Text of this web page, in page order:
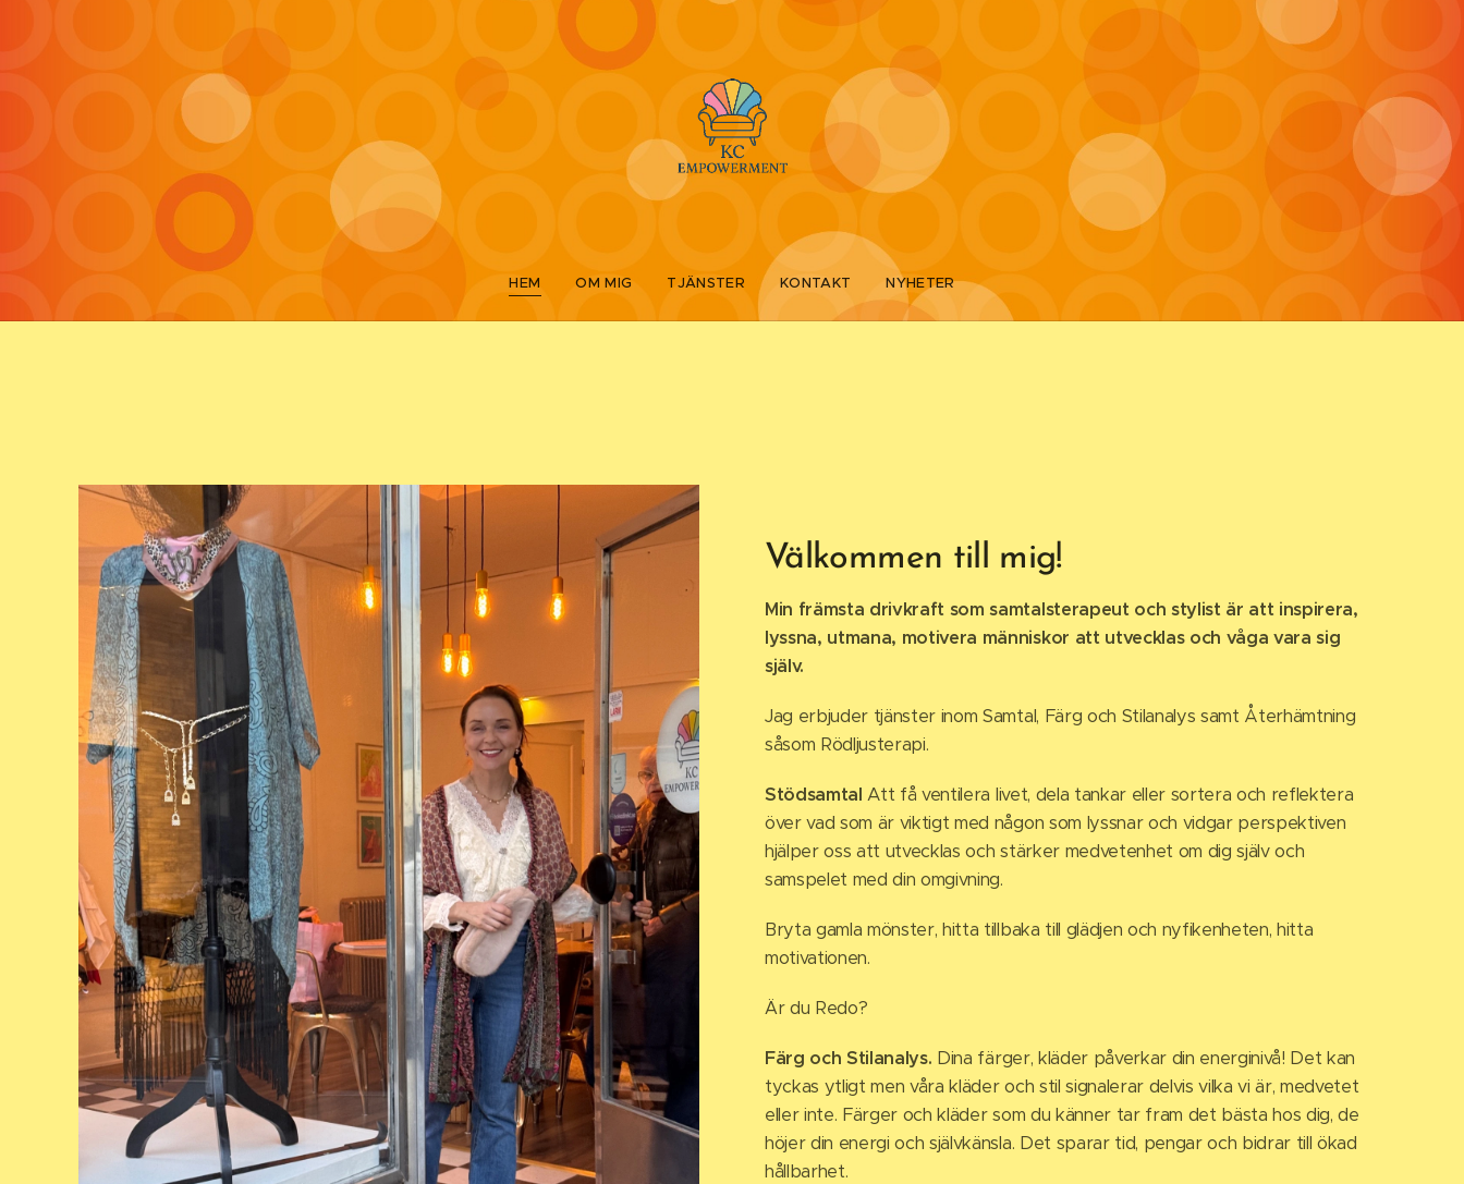
HEM OM MIG TJÄNSTER KONTAKT NYHETER
Välkommen till mig!
Min främsta drivkraft som samtalsterapeut och stylist är att inspirera,
lyssna, utmana, motivera människor att utvecklas och våga vara sig
själv.
Jag erbjuder tjänster inom Samtal, Färg och Stilanalys samt Återhämtning
såsom Rödljusterapi.
StödsamtalAtt få ventilera livet, dela tankar eller sortera och reflektera
över vad som är viktigt med någon som lyssnar och vidgar perspektiven
hjälper oss att utvecklas och stärker medvetenhet om dig själv och
samspelet med din omgivning.
Bryta gamla mönster, hitta tillbaka till glädjen och nyfikenheten, hitta
motivationen.
Är du Redo?
Färg och Stilanalys. Dina färger, kläder påverkar din energinivå! Det kan
tyckas ytligt men våra kläder och stil signalerar delvis vilka vi är, medvetet
eller inte. Färger och kläder som du känner tar fram det bästa hos dig, de
höjer din energi och självkänsla. Det sparar tid, pengar och bidrar till ökad
hållbarhet.